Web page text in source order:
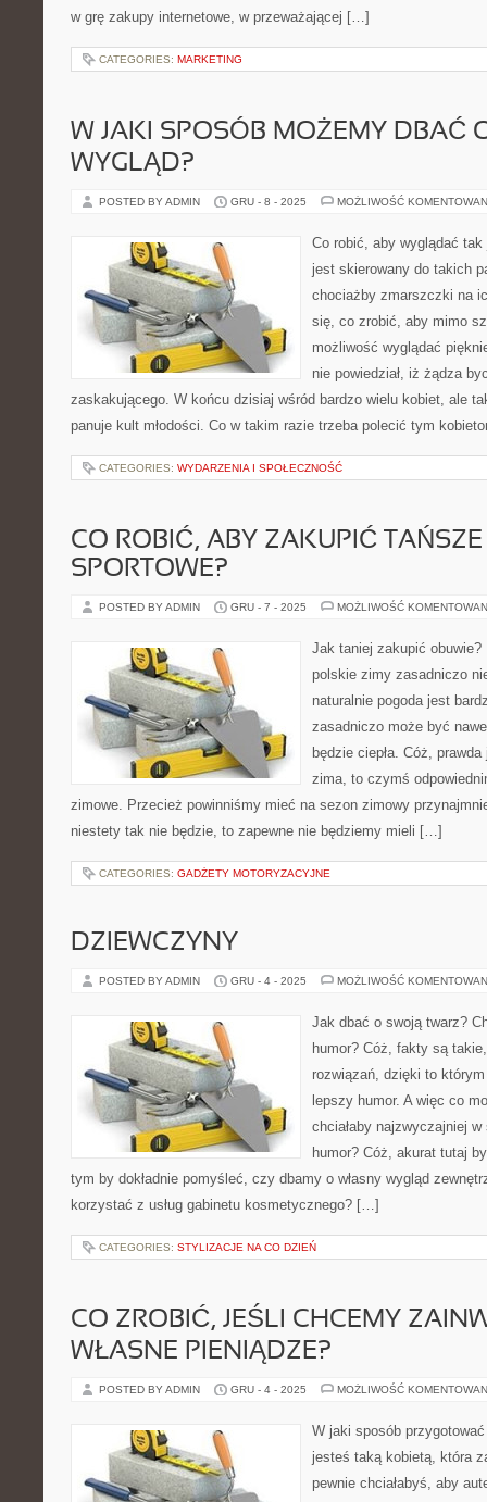
w grę zakupy internetowe, w przeważającej […]
CATEGORIES: MARKETING
W JAKI SPOSÓB MOŻEMY DBAĆ
WYGLĄD?
POSTED BY ADMIN GRU - 8 - 2025 MOŻLIWOŚĆ
Co robić, aby wyglądać
jest skierowany do takich
chociażby zmarszczki na
się, co zrobić, aby mimo
możliwość wyglądać
nie powiedział, iż żądza
zaskakującego. W końcu dzisiaj wśród bardzo wielu kobiet, ale
panuje kult młodości. Co w takim razie trzeba polecić tym
CATEGORIES: WYDARZENIA I SPOŁECZNOŚĆ
CO ROBIĆ, ABY ZAKUPIĆ TAŃSZE
SPORTOWE?
POSTED BY ADMIN GRU - 7 - 2025 MOŻLIWOŚĆ
Jak taniej zakupić
polskie zimy zasadniczo
naturalnie pogoda jest
zasadniczo może być
będzie ciepła. Cóż,
zima, to czymś
zimowe. Przecież powinniśmy mieć na sezon zimowy
niestety tak nie będzie, to zapewne nie będziemy mieli […]
CATEGORIES: GADŻETY MOTORYZACYJNE
DZIEWCZYNY
POSTED BY ADMIN GRU - 4 - 2025 MOŻLIWOŚĆ
Jak dbać o swoją twarz?
humor? Cóż, fakty są
rozwiązań, dzięki to
lepszy humor. A więc co
chciałaby najzwyczajniej
humor? Cóż, akurat tutaj
tym by dokładnie pomyśleć, czy dbamy o własny wygląd
korzystać z usług gabinetu kosmetycznego? […]
CATEGORIES: STYLIZACJE NA CO DZIEŃ
CO ZROBIĆ, JEŚLI CHCEMY
WŁASNE PIENIĄDZE?
POSTED BY ADMIN GRU - 4 - 2025 MOŻLIWOŚĆ
W jaki sposób
jesteś taką kobietą, która
pewnie chciałabyś, aby